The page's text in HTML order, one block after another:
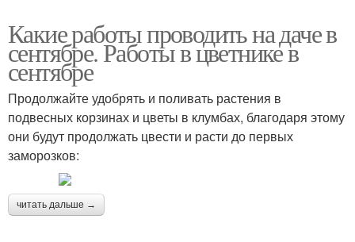
Какие работы проводить на даче в
сентябре. Работы в цветнике в
сентябре
Продолжайте удобрять и поливать растения в
подвесных корзинах и цветы в клумбах, благодаря этому
они будут продолжать цвести и расти до первых
заморозков:
читать дальше →